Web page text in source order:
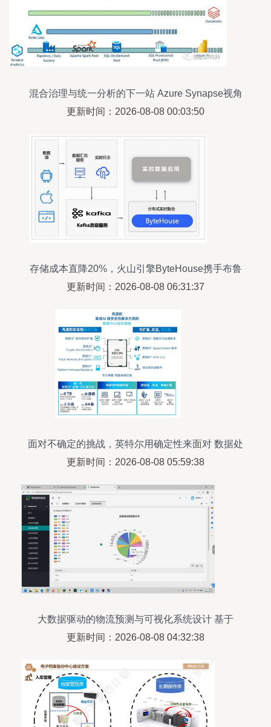
混合治理与统一分析的下一站 Azure Synapse视角
下的数据湖与数据仓库融合之道
更新时间：2026-08-08 00:03:50
存储成本直降20%，火山引擎ByteHouse携手布鲁
肯共建数字广告实时数仓，赋能数据处理与存储全
更新时间：2026-08-08 06:31:37
面对不确定的挑战，英特尔用确定性来面对 数据处
理和存储支持服务的战略之道
更新时间：2026-08-08 05:59:38
大数据驱动的物流预测与可视化系统设计 基于
PyFlink、PySpark与Hadoop生态的实践
更新时间：2026-08-08 04:32:38